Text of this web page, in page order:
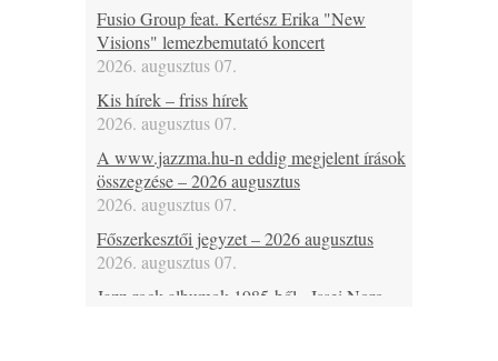
Fusio Group feat. Kertész Erika "New
Visions" lemezbemutató koncert
2026. augusztus 07.
Kis hírek – friss hírek
2026. augusztus 07.
A www.jazzma.hu-n eddig megjelent írások
összegzése – 2026 augusztus
2026. augusztus 07.
Főszerkesztői jegyzet – 2026 augusztus
2026. augusztus 07.
Jazz-rock albumok 1985-ből - Issei Noro